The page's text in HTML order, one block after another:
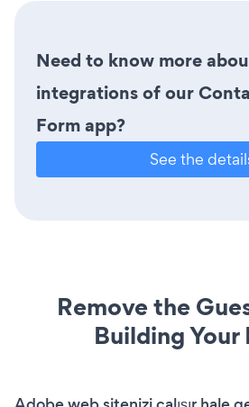
Need to know more
integrations of our
Form app?
See the
Remove the
Building Your